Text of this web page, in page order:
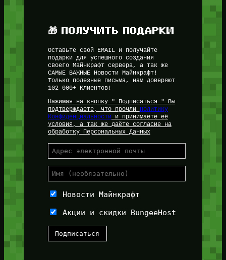
🎁 ПОЛУЧИТЬ ПОДАРКИ
Оставьте свой EMAIL и получайте
подарки для успешного создания
своего Майнкрафт сервера, а так же
САМЫЕ ВАЖНЫЕ Новости Майнкрафт!
Только полезные письма, нам доверяют
102 000+ Клиентов!
Нажимая на кнопку " Подписаться " Вы
подтверждаете, что прочли
Политику
Конфиденциальностии принимаете её
условия, а так же даёте согласие на
обработку Персональных Данных
Новости Майнкрафт
Акции и скидки BungeeHost